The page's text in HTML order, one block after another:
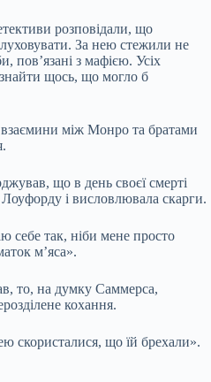
розповідали, що
За нею стежили не
пов’язані з мафією. Усіх
щось, що могло б
між Монро та братами
що в день своєї смерті
і висловлювала скарги.
себе так, ніби мене просто
м’яса».
то, на думку Саммерса,
кохання.
скористалися, що їй брехали».